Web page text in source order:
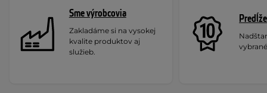
Sme výrobcovia
Zakladáme si na vysokej
kvalite produktov aj
služieb.